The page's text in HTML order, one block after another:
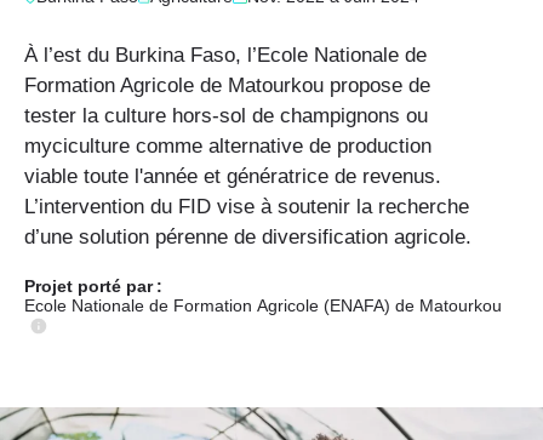
À l’est du Burkina Faso, l’Ecole Nationale de
Formation Agricole de Matourkou propose de
tester la culture hors-sol de champignons ou
myciculture comme alternative de production
viable toute l'année et génératrice de revenus.
L’intervention du FID vise à soutenir la recherche
d’une solution pérenne de diversification agricole.
Projet porté par :
Ecole Nationale de Formation Agricole (ENAFA) de Matourkou